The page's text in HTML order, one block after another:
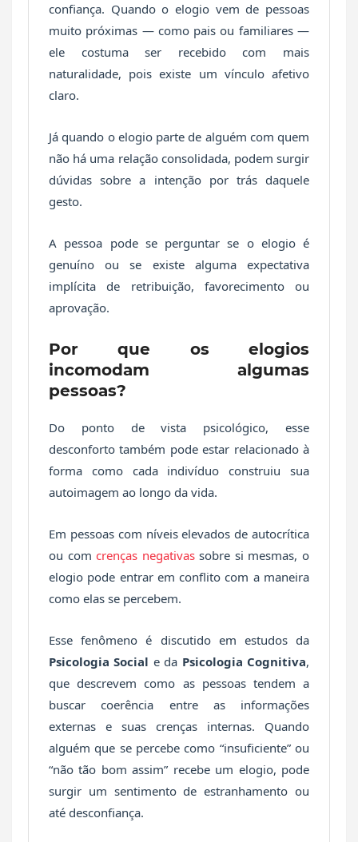
confiança. Quando o elogio vem de pessoas
muito próximas — como pais ou familiares —
ele costuma ser recebido com mais
naturalidade, pois existe um vínculo afetivo
claro.
Já quando o elogio parte de alguém com quem
não há uma relação consolidada, podem surgir
dúvidas sobre a intenção por trás daquele
gesto.
A pessoa pode se perguntar se o elogio é
genuíno ou se existe alguma expectativa
implícita de retribuição, favorecimento ou
aprovação.
Por que os elogios
incomodam algumas
pessoas?
Do ponto de vista psicológico, esse
desconforto também pode estar relacionado à
forma como cada indivíduo construiu sua
autoimagem ao longo da vida.
Em pessoas com níveis elevados de autocrítica
ou comcrenças negativassobre si mesmas, o
elogio pode entrar em conflito com a maneira
como elas se percebem.
Esse fenômeno é discutido em estudos da
Psicologia Social e da Psicologia Cognitiva,
que descrevem como as pessoas tendem a
buscar coerência entre as informações
externas e suas crenças internas. Quando
alguém que se percebe como “insuficiente” ou
“não tão bom assim” recebe um elogio, pode
surgir um sentimento de estranhamento ou
até desconfiança.